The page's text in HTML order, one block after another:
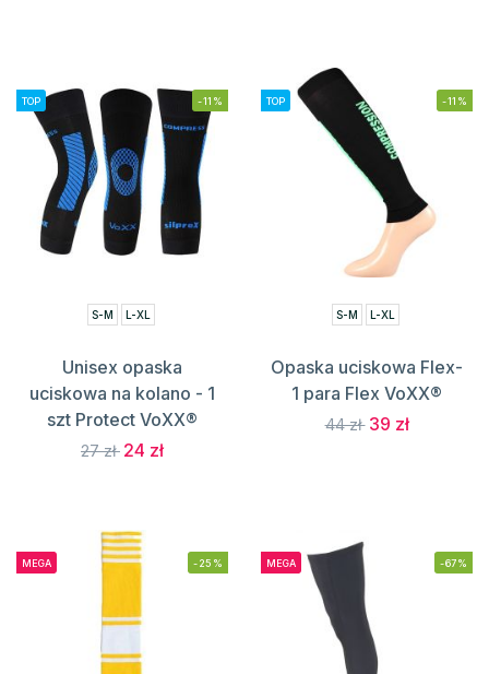
TOP -11%
S-M L-XL
Unisex opaska
uciskowa na kolano - 1
szt Protect VoXX®
27 zł 24 zł
TOP -11%
S-M L-XL
Opaska uciskowa Flex-
1 para Flex VoXX®
44 zł 39 zł
MEGA -25% MEGA -67%